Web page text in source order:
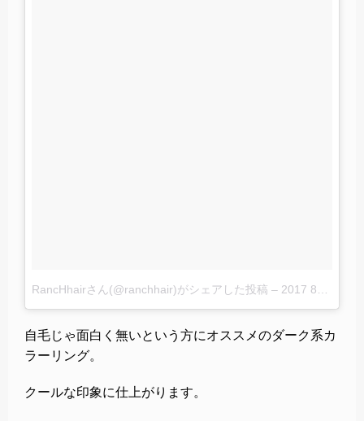
RancHhairさん(@ranchhair)がシェアした投稿 – 2017 8月 2 6:23午前 PDT
自毛じゃ面白く無いという方にオススメのダーク系カ
ラーリング。
クールな印象に仕上がります。